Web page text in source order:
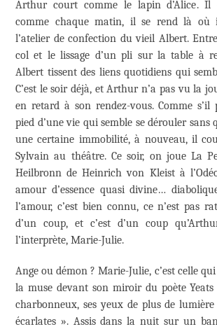
Arthur court comme le lapin d’Alice. Il
comme chaque matin, il se rend là où
l’atelier de confection du vieil Albert.
col et le lissage d’un pli sur la table à
Albert tissent des liens quotidiens qui
C’est le soir déjà, et Arthur n’a pas vu la
en retard à son rendez-vous. Comme
pied d’une vie qui semble se dérouler sans
une certaine immobilité, à nouveau, il
Sylvain au théâtre. Ce soir, on joue La
Heilbronn de Heinrich von Kleist à
amour d’essence quasi divine…
l’amour, c’est bien connu, ce n’est pas
d’un coup, et c’est d’un coup
l’interprète, Marie-Julie.
Ange ou démon ? Marie-Julie, c’est celle
la muse devant son miroir du poète
charbonneux, ses yeux de plus de
écarlates ». Assis dans la nuit sur un